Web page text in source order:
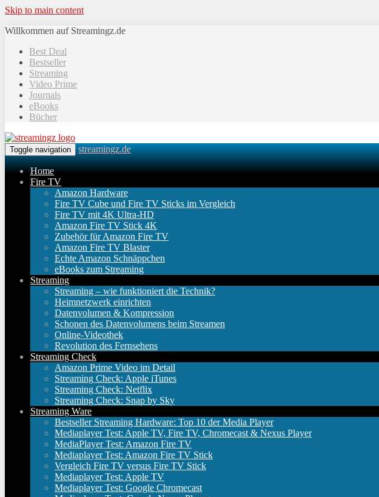
Skip to main content
Willkommen auf Streamingz.de
Best Deal
Bestseller
Streaming
Video Prime
Journals
eBooks
Bücher
Toggle navigation streamingz.de
Home
Fire TV
Amazon Hardware
Fire TV Cube und Fire TV Sticks im Vergleich
Fire TV mit 4K Ultra-HD
Amazon Fire TV Stick 4K
Zubehör für Amazon Fire TV
Amazon Fire TV Blaster
Echte Amazon Schnäppchen
eBooks zum Streaming
Streaming
Streaming – wie funktioniert die Technik?
Heimnetzwerk einrichten
Datenvolumen & Kompression
Schonen des Datenvolumens beim Streamen
Online-Videothek
Revolution des Fernsehens
Streaming Check
Amazon Prime Video im Detail
Streaming Check: Apple iTunes
Streaming Check: Netflix
Streaming Check: Snap by Sky
Streaming Ware
Bestseller Streaming Hardware: Top 10 der Media Player
Mediaplayer Test: Apple TV, Fire TV, Chromecast & Nexus Player
MediaPlayer Test: Amazon Fire TV
Mediaplayer Test: Amazon Fire TV Stick
Vergleich Fire TV versus Fire TV Stick
Mediaplayer Test: Apple TV
Mediaplayer Test: Google Chromecast